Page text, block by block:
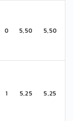
0 5,50 5,50
1 5,25 5,25